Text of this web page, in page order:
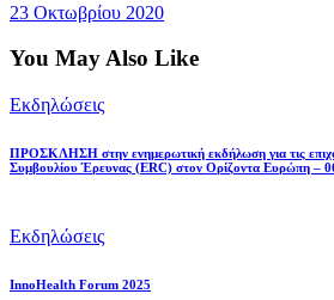
23 Οκτωβρίου 2020
You May Also Like
Εκδηλώσεις
ΠΡΟΣΚΛΗΣΗ στην ενημερωτική εκδήλωση για τις
Συμβουλίου Έρευνας (ERC) στον Ορίζοντα Ευρώπη –
Εκδηλώσεις
InnoHealth Forum 2025